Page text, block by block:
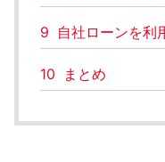
9 自社ローンを利
10 まとめ